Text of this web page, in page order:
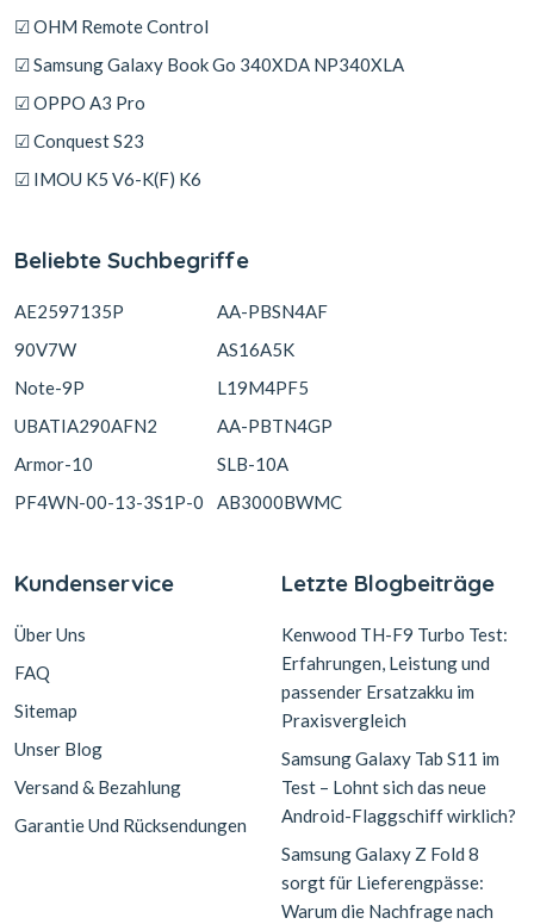
☑ OHM Remote Control
☑ Samsung Galaxy Book Go 340XDA NP340XLA
☑ OPPO A3 Pro
☑ Conquest S23
☑ IMOU K5 V6-K(F) K6
Beliebte Suchbegriffe
AE2597135P
90V7W
Note-9P
UBATIA290AFN2
Armor-10
PF4WN-00-13-3S1P-0
AA-PBSN4AF
AS16A5K
L19M4PF5
AA-PBTN4GP
SLB-10A
AB3000BWMC
Kundenservice
Über Uns
FAQ
Sitemap
Unser Blog
Versand & Bezahlung
Garantie Und Rücksendungen
Letzte Blogbeiträge
Kenwood TH-F9 Turbo Test:
Erfahrungen, Leistung und
passender Ersatzakku im
Praxisvergleich
Samsung Galaxy Tab S11 im
Test – Lohnt sich das neue
Android-Flaggschiff wirklich?
Samsung Galaxy Z Fold 8
sorgt für Lieferengpässe:
Warum die Nachfrage nach